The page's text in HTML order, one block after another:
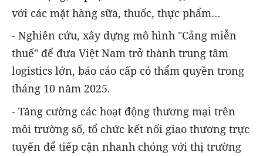
với các mặt hàng sữa, thuốc, thực phẩm…
- Nghiên cứu, xây dựng mô hình "Cảng miễn
thuế" để đưa Việt Nam trở thành trung tâm
logistics lớn, báo cáo cấp có thẩm quyền trong
tháng 10 năm 2025.
- Tăng cường các hoạt động thương mại trên
môi trường số, tổ chức kết nối giao thương trực
tuyến để tiếp cận nhanh chóng với thị trường